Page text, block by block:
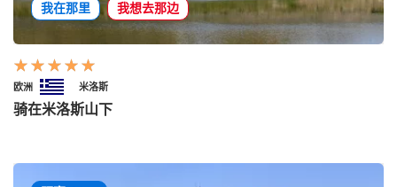
我在那里 我想去那边
欧洲 米洛斯
骑在米洛斯山下